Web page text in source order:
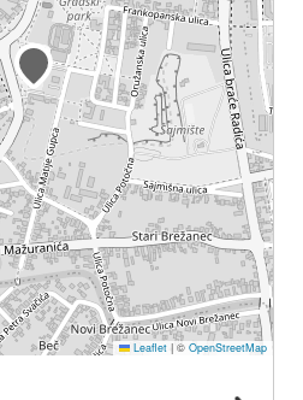
Leaflet |© OpenStreetMap